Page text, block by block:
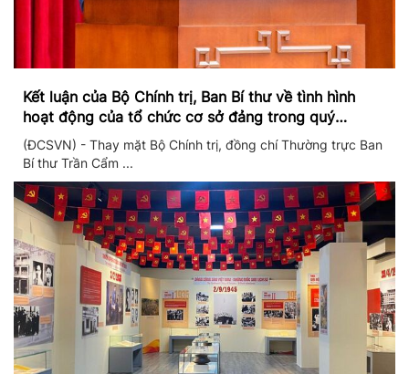
Kết luận của Bộ Chính trị, Ban Bí thư về tình hình
hoạt động của tổ chức cơ sở đảng trong quý
II/2026
(ĐCSVN) - Thay mặt Bộ Chính trị, đồng chí Thường trực Ban
Bí thư Trần Cẩm ...